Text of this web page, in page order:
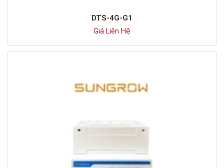
DTS-4G-G1
Giá Liên Hệ